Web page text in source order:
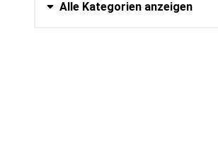
Alle Kategorien anzeigen